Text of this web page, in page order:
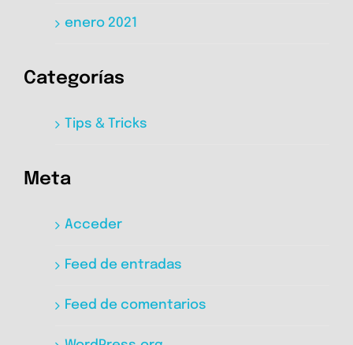
enero 2021
Categorías
Tips & Tricks
Meta
Acceder
Feed de entradas
Feed de comentarios